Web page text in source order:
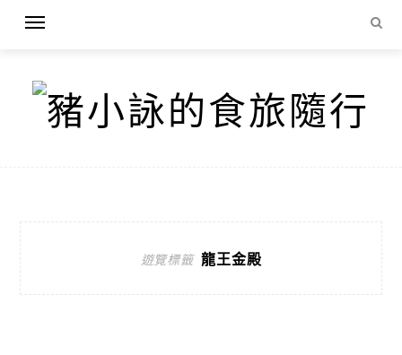
遊覽標籤 龍王金殿